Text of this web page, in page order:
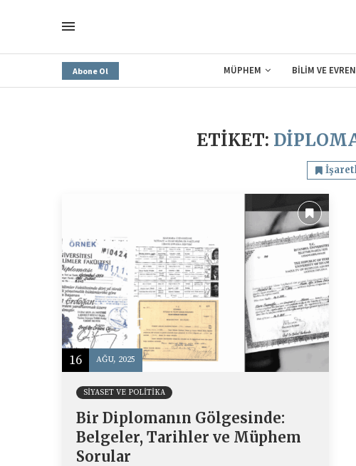
Abone Ol MÜPHEM BİLİM VE EVREN
ETIKET:
16 AĞU, 2025
SIYASET VE POLITIKA
Bir Diplomanın Gölgesinde:
Belgeler, Tarihler ve Müphem
Sorular